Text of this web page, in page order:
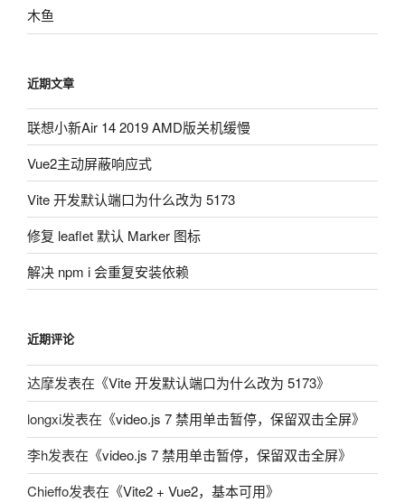
木鱼
近期文章
联想小新Air 14 2019 AMD版关机缓慢
Vue2主动屏蔽响应式
Vite 开发默认端口为什么改为 5173
修复 leaflet 默认 Marker 图标
解决 npm i 会重复安装依赖
近期评论
达摩发表在《Vite 开发默认端口为什么改为 5173》
longxi发表在《video.js 7 禁用单击暂停，保留双击全屏》
李h发表在《video.js 7 禁用单击暂停，保留双击全屏》
Chieffo发表在《Vite2 + Vue2，基本可用》